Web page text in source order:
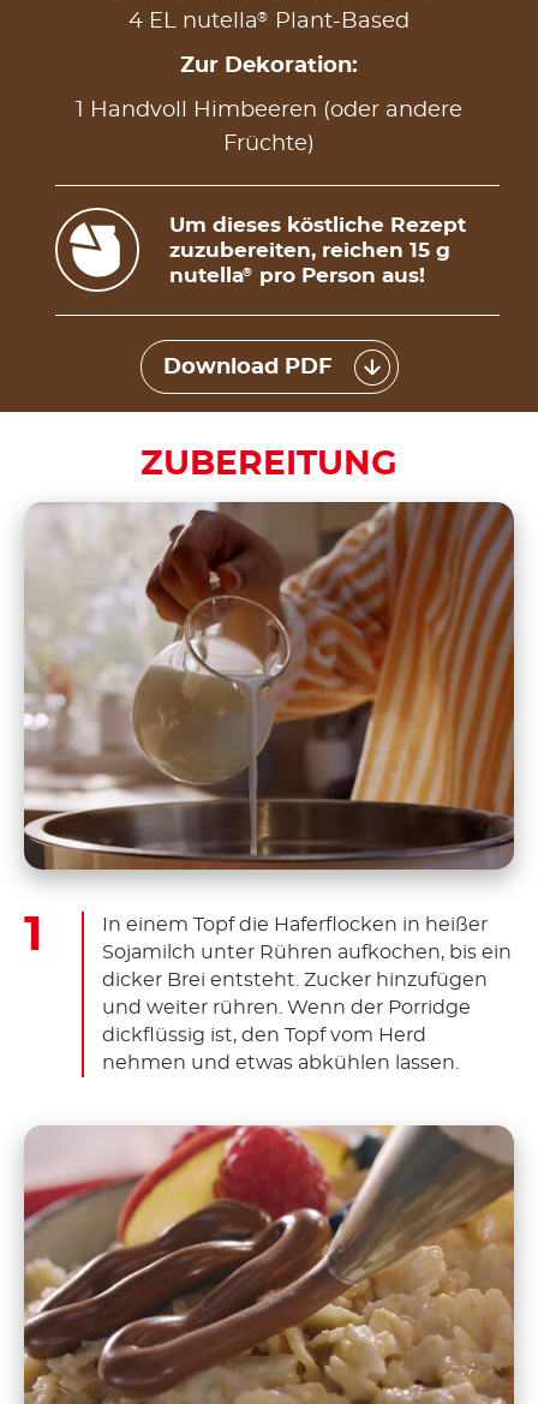
4 EL nutella® Plant-Based
Zur Dekoration:
1 Handvoll Himbeeren (oder andere
Früchte)
Um dieses köstliche Rezept
zuzubereiten, reichen 15 g
nutella® pro Person aus!
Download PDF
ZUBEREITUNG
In einem Topf die Haferflocken in heißer
Sojamilch unter Rühren aufkochen, bis ein
dicker Brei entsteht. Zucker hinzufügen
und weiter rühren. Wenn der Porridge
dickflüssig ist, den Topf vom Herd
nehmen und etwas abkühlen lassen.